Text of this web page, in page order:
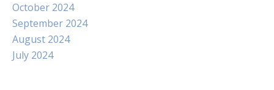
October 2024
September 2024
August 2024
July 2024